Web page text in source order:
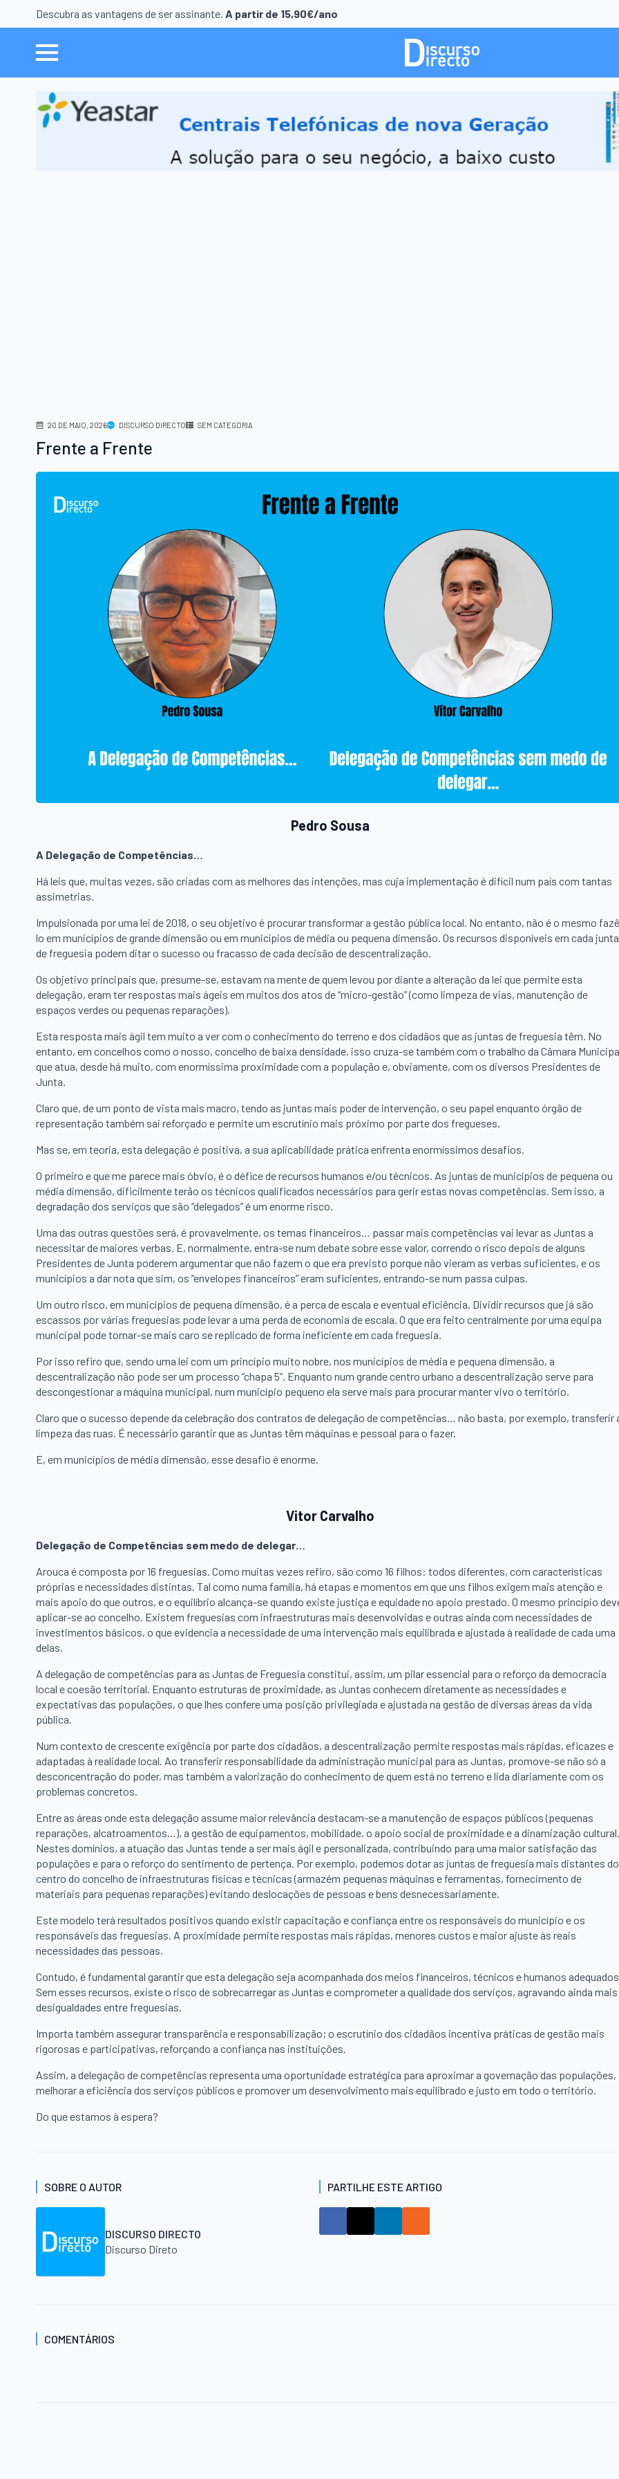
Descubra as vantagens de ser assinante. A partir de 15,90€/ano
20 DE MAIO, 2026 DISCURSO DIRECTO SEM CATEGORIA
Frente a Frente
Pedro Sousa
A Delegação de Competências…
Há leis que, muitas vezes, são criadas com as melhores das intenções, mas cuja implementação é difícil num país com tantas
assimetrias.
Impulsionada por uma lei de 2018, o seu objetivo é procurar transformar a gestão pública local. No entanto, não é o mesmo
lo em municípios de grande dimensão ou em municípios de média ou pequena dimensão. Os recursos disponíveis em cada junta
de freguesia podem ditar o sucesso ou fracasso de cada decisão de descentralização.
Os objetivo principais que, presume-se, estavam na mente de quem levou por diante a alteração da lei que permite esta
delegação, eram ter respostas mais ágeis em muitos dos atos de “micro-gestão” (como limpeza de vias, manutenção de
espaços verdes ou pequenas reparações).
Esta resposta mais ágil tem muito a ver com o conhecimento do terreno e dos cidadãos que as juntas de freguesia têm. No
entanto, em concelhos como o nosso, concelho de baixa densidade, isso cruza-se também com o trabalho da Câmara
que atua, desde há muito, com enormíssima proximidade com a população e, obviamente, com os diversos Presidentes de
Junta.
Claro que, de um ponto de vista mais macro, tendo as juntas mais poder de intervenção, o seu papel enquanto órgão de
representação também sai reforçado e permite um escrutínio mais próximo por parte dos fregueses.
Mas se, em teoria, esta delegação é positiva, a sua aplicabilidade prática enfrenta enormíssimos desafios.
O primeiro e que me parece mais óbvio, é o défice de recursos humanos e/ou técnicos. As juntas de municípios de pequena ou
média dimensão, dificilmente terão os técnicos qualificados necessários para gerir estas novas competências. Sem isso, a
degradação dos serviços que são “delegados” é um enorme risco.
Uma das outras questões será, é provavelmente, os temas financeiros… passar mais competências vai levar as Juntas a
necessitar de maiores verbas. E, normalmente, entra-se num debate sobre esse valor, correndo o risco depois de alguns
Presidentes de Junta poderem argumentar que não fazem o que era previsto porque não vieram as verbas suficientes, e os
municípios a dar nota que sim, os “envelopes financeiros” eram suficientes, entrando-se num passa culpas.
Um outro risco, em municípios de pequena dimensão, é a perca de escala e eventual eficiência. Dividir recursos que já são
escassos por várias freguesias pode levar a uma perda de economia de escala. O que era feito centralmente por uma equipa
municipal pode tornar-se mais caro se replicado de forma ineficiente em cada freguesia.
Por isso refiro que, sendo uma lei com um princípio muito nobre, nos municípios de média e pequena dimensão, a
descentralização não pode ser um processo “chapa 5”. Enquanto num grande centro urbano a descentralização serve para
descongestionar a máquina municipal, num município pequeno ela serve mais para procurar manter vivo o território.
Claro que o sucesso depende da celebração dos contratos de delegação de competências… não basta, por exemplo, transferir
limpeza das ruas. É necessário garantir que as Juntas têm máquinas e pessoal para o fazer.
E, em municípios de média dimensão, esse desafio é enorme.
Vitor Carvalho
Delegação de Competências sem medo de delegar…
Arouca é composta por 16 freguesias. Como muitas vezes refiro, são como 16 filhos: todos diferentes, com características
próprias e necessidades distintas. Tal como numa família, há etapas e momentos em que uns filhos exigem mais atenção e
mais apoio do que outros, e o equilíbrio alcança-se quando existe justiça e equidade no apoio prestado. O mesmo princípio
aplicar-se ao concelho. Existem freguesias com infraestruturas mais desenvolvidas e outras ainda com necessidades de
investimentos básicos, o que evidencia a necessidade de uma intervenção mais equilibrada e ajustada à realidade de cada uma
delas.
A delegação de competências para as Juntas de Freguesia constitui, assim, um pilar essencial para o reforço da democracia
local e coesão territorial. Enquanto estruturas de proximidade, as Juntas conhecem diretamente as necessidades e
expectativas das populações, o que lhes confere uma posição privilegiada e ajustada na gestão de diversas áreas da vida
pública.
Num contexto de crescente exigência por parte dos cidadãos, a descentralização permite respostas mais rápidas, eficazes e
adaptadas à realidade local. Ao transferir responsabilidade da administração municipal para as Juntas, promove-se não só a
desconcentração do poder, mas também a valorização do conhecimento de quem está no terreno e lida diariamente com os
problemas concretos.
Entre as áreas onde esta delegação assume maior relevância destacam-se a manutenção de espaços públicos (pequenas
reparações, alcatroamentos…), a gestão de equipamentos, mobilidade, o apoio social de proximidade e a dinamização cultural.
Nestes domínios, a atuação das Juntas tende a ser mais ágil e personalizada, contribuindo para uma maior satisfação das
populações e para o reforço do sentimento de pertença. Por exemplo, podemos dotar as juntas de freguesia mais distantes do
centro do concelho de infraestruturas físicas e técnicas (armazém pequenas máquinas e ferramentas, fornecimento de
materiais para pequenas reparações) evitando deslocações de pessoas e bens desnecessariamente.
Este modelo terá resultados positivos quando existir capacitação e confiança entre os responsáveis do município e os
responsáveis das freguesias. A proximidade permite respostas mais rápidas, menores custos e maior ajuste às reais
necessidades das pessoas.
Contudo, é fundamental garantir que esta delegação seja acompanhada dos meios financeiros, técnicos e humanos
Sem esses recursos, existe o risco de sobrecarregar as Juntas e comprometer a qualidade dos serviços, agravando ainda mais
desigualdades entre freguesias.
Importa também assegurar transparência e responsabilização; o escrutínio dos cidadãos incentiva práticas de gestão mais
rigorosas e participativas, reforçando a confiança nas instituições.
Assim, a delegação de competências representa uma oportunidade estratégica para aproximar a governação das populações,
melhorar a eficiência dos serviços públicos e promover um desenvolvimento mais equilibrado e justo em todo o território.
Do que estamos à espera?
SOBRE O AUTOR
DISCURSO DIRECTO
Discurso Direto
PARTILHE ESTE ARTIGO
COMENTÁRIOS